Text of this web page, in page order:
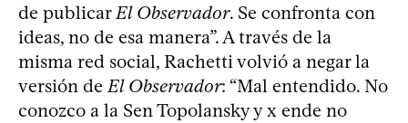
de publicarEl Observador. Se confronta con
ideas, no de esa manera”. A través de la
misma red social, Rachetti volvió a negar la
versión deEl Observador: “Mal entendido. No
conozco a la Sen Topolansky y x ende no